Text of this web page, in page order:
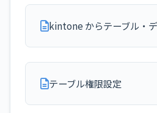
kintone からテーブル・
テーブル権限設定